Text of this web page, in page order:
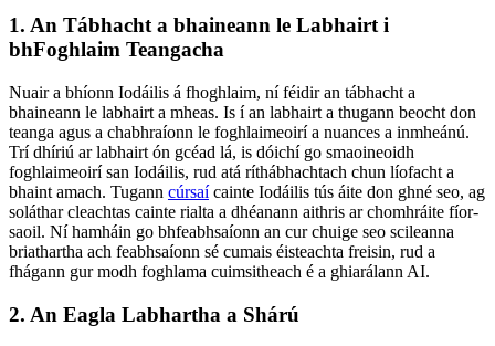
1. An Tábhacht a bhaineann le Labhairt i
bhFoghlaim Teangacha
Nuair a bhíonn Iodáilis á fhoghlaim, ní féidir an tábhacht a
bhaineann le labhairt a mheas. Is í an labhairt a thugann beocht don
teanga agus a chabhraíonn le foghlaimeoirí a nuances a inmheánú.
Trí dhíriú ar labhairt ón gcéad lá, is dóichí go smaoineoidh
foghlaimeoirí san Iodáilis, rud atá ríthábhachtach chun líofacht a
bhaint amach. Tugann cúrsaícainte Iodáilis tús áite don ghné seo, ag
soláthar cleachtas cainte rialta a dhéanann aithris ar chomhráite fíor-
saoil. Ní hamháin go bhfeabhsaíonn an cur chuige seo scileanna
briathartha ach feabhsaíonn sé cumais éisteachta freisin, rud a
fhágann gur modh foghlama cuimsitheach é a ghiarálann AI.
2. An Eagla Labhartha a Shárú